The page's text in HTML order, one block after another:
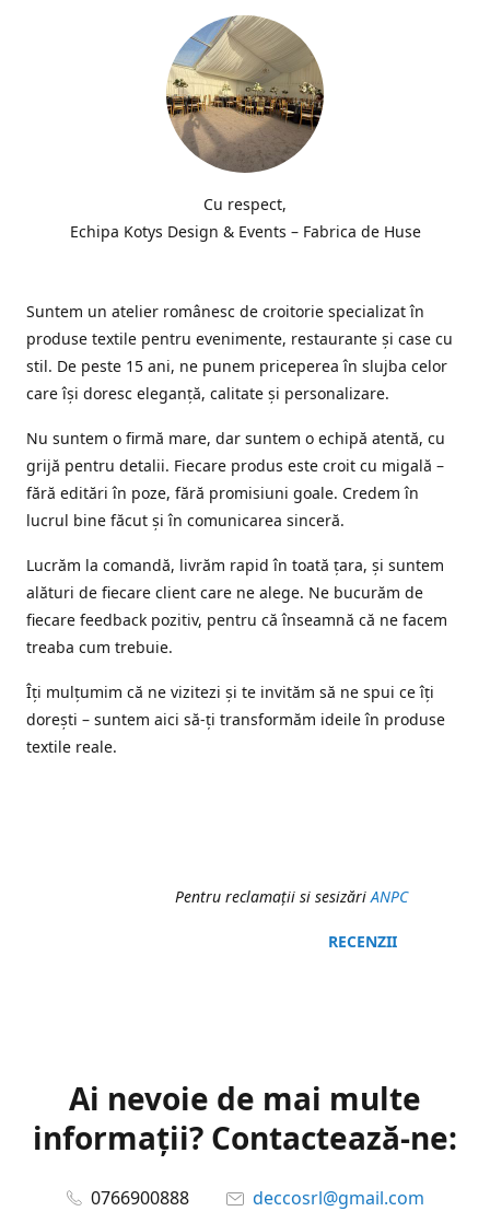
Cu respect,
Echipa Kotys Design & Events – Fabrica de Huse
Suntem un atelier românesc de croitorie specializat în
produse textile pentru evenimente, restaurante și case cu
stil. De peste 15 ani, ne punem priceperea în slujba celor
care își doresc eleganță, calitate și personalizare.
Nu suntem o firmă mare, dar suntem o echipă atentă, cu
grijă pentru detalii. Fiecare produs este croit cu migală –
fără editări în poze, fără promisiuni goale. Credem în
lucrul bine făcut și în comunicarea sinceră.
Lucrăm la comandă, livrăm rapid în toată țara, și suntem
alături de fiecare client care ne alege. Ne bucurăm de
fiecare feedback pozitiv, pentru că înseamnă că ne facem
treaba cum trebuie.
Îți mulțumim că ne vizitezi și te invităm să ne spui ce îți
dorești – suntem aici să-ți transformăm ideile în produse
textile reale.
Pentru reclamaţii si sesizăriANPC
RECENZII
Ai nevoie de mai multe
informații? Contactează-ne:
0766900888 deccosrl@gmail.com